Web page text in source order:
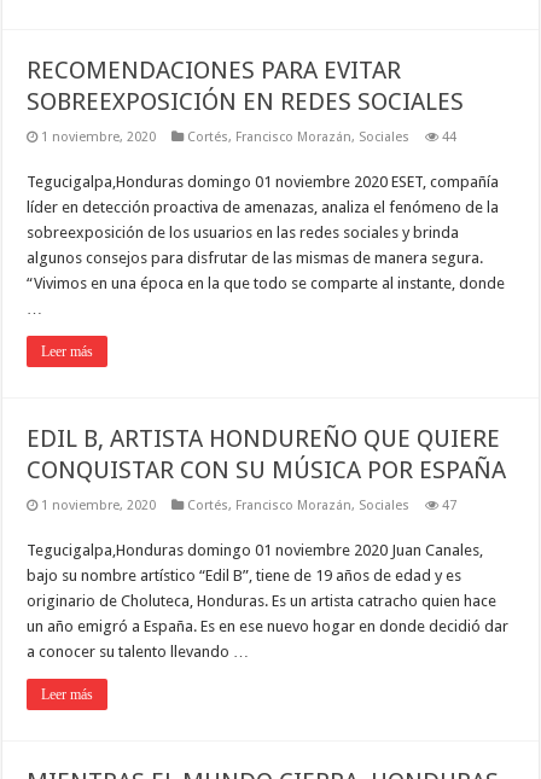
RECOMENDACIONES PARA EVITAR
SOBREEXPOSICIÓN EN REDES SOCIALES
1 noviembre, 2020 Cortés, Francisco Morazán, Sociales 44
Tegucigalpa,Honduras domingo 01 noviembre 2020 ESET, compañía
líder en detección proactiva de amenazas, analiza el fenómeno de la
sobreexposición de los usuarios en las redes sociales y brinda
algunos consejos para disfrutar de las mismas de manera segura.
“Vivimos en una época en la que todo se comparte al instante, donde
Leer más
EDIL B, ARTISTA HONDUREÑO QUE QUIERE
CONQUISTAR CON SU MÚSICA POR ESPAÑA
1 noviembre, 2020 Cortés, Francisco Morazán, Sociales 47
Tegucigalpa,Honduras domingo 01 noviembre 2020 Juan Canales,
bajo su nombre artístico “Edil B”, tiene de 19 años de edad y es
originario de Choluteca, Honduras. Es un artista catracho quien hace
un año emigró a España. Es en ese nuevo hogar en donde decidió dar
a conocer su talento llevando …
Leer más